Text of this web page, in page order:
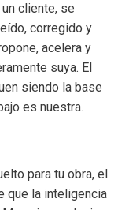
cliente, se
corregido y
acelera y
suya. El
siendo la base
es nuestra.
para tu obra, el
que la inteligencia